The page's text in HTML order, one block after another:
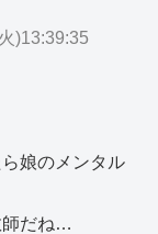
)13:39:35
娘のメンタル
師だね…